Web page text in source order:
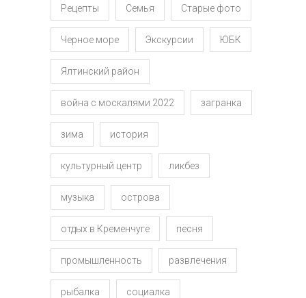
Рецепты Семья Старые фото
Черное море Экскурсии ЮБК
Ялтинский район
война с москалями 2022 загранка
зима история
культурный центр ликбез
музыка острова
отдых в Кременчуге песня
промышленность развлечения
рыбалка социалка